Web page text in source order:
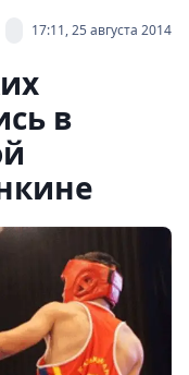
17:11, 25 августа 2014
в